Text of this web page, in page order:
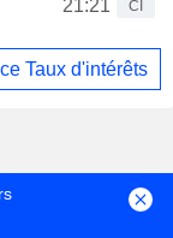
21:21
CI
Taux d'intérêts